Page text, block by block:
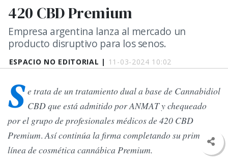
ESPACIO NO EDITORIAL | 11-03-2024 10:02
420 CBD Premium
Empresa argentina lanza al mercado un
producto disruptivo para los senos.
S e trata de un tratamiento dual a base de Cannabidiol
CBD que está admitido por ANMAT y chequeado
por el grupo de profesionales médicos de 420 CBD
Premium.Así continúa la firma completando su primera
línea de cosmética cannábica Premium.